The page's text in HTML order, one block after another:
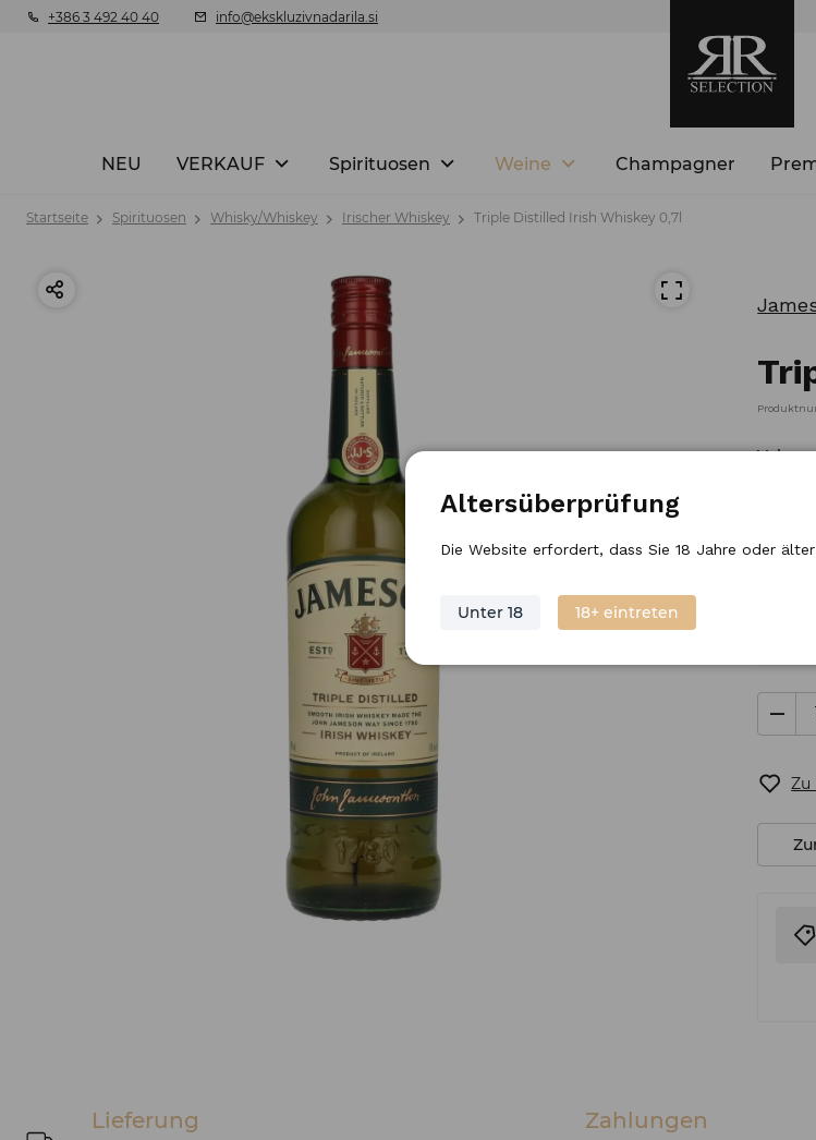
+386 3 492 40 40 info@ekskluzivnadarila.si
NEU VERKAUF Spirituosen Weine Champagner
Startseite Spirituosen Whisky/Whiskey Irischer Whiskey Triple Distilled Irish Whiskey 0,7l
28,
Zu
Lieferung Zahlungen
Altersüberprüfung
Die Website erfordert, dass Sie 18 Jahre oder
Unter 18 18+ eintreten